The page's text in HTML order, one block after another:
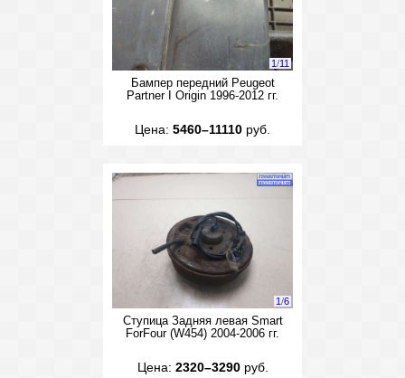
1/11
Бампер передний Peugeot
Partner I Origin 1996-2012 гг.
Цена: 5460–11110 руб.
1/6
Ступица Задняя левая Smart
ForFour (W454) 2004-2006 гг.
Цена: 2320–3290руб.